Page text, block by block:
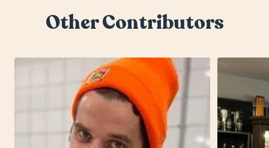
Other Contributors